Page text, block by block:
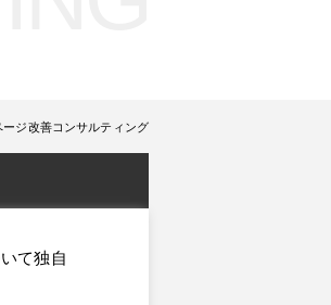
ージ改善コンサルティング
て独自